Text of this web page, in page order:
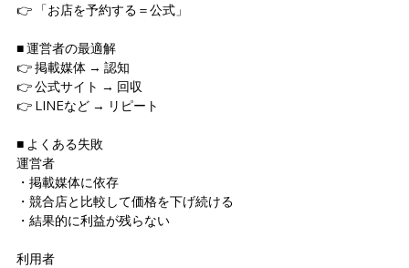
👉 「お店を予約する＝公式」
■ 運営者の最適解
👉 掲載媒体 → 認知
👉 公式サイト → 回収
👉 LINEなど → リピート
■ よくある失敗
運営者
・掲載媒体に依存
・競合店と比較して価格を下げ続ける
・結果的に利益が残らない
利用者